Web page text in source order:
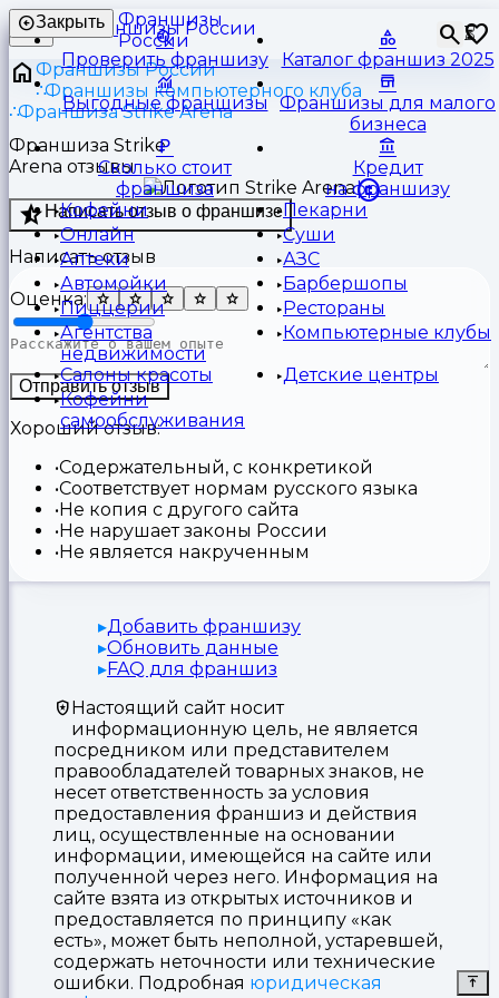
Франшизы
России
⏳
Закрыть
Проверить франшизу Каталог франшиз 2025
Выгодные франшизы
Франшизы для малого
бизнеса
Сколько стоит
франшиза
Кредит
на франшизу
Кофейни
Пекарни
Онлайн
Суши
Аптеки
АЗС
Автомойки
Барбершопы
Пиццерии
Рестораны
Агентства
недвижимости
Компьютерные клубы
Салоны красоты
Детские центры
Кофейни
самообслуживания
Франшизы России
Франшизы компьютерного клуба
Франшиза Strike Arena
Франшиза Strike
Arena отзывы
Написать отзыв о франшизе
Написать отзыв
Оценка:
Отправить отзыв
Хороший отзыв:
Содержательный, с конкретикой
Соответствует нормам русского языка
Не копия с другого сайта
Не нарушает законы России
Не является накрученным
Добавить франшизу
Обновить данные
FAQ для франшиз
Настоящий сайт носит
информационную цель, не является
посредником или представителем
правообладателей товарных знаков, не
несет ответственность за условия
предоставления франшиз и действия
лиц, осуществленные на основании
информации, имеющейся на сайте или
полученной через него. Информация на
сайте взята из открытых источников и
предоставляется по принципу «как
есть», может быть неполной, устаревшей,
содержать неточности или технические
ошибки. Подробная юридическая